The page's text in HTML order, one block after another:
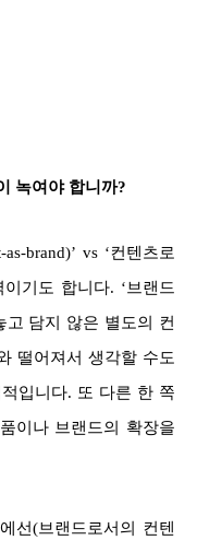
녹여야 합니까?
brand)’ vs ‘컨텐츠로
이기도 합니다. ‘브랜드
고 담지 않은 별도의 컨
떨어져서 생각할 수도
입니다. 또 다른 한 쪽
이나 브랜드의 확장을
선(브랜드로서의 컨텐